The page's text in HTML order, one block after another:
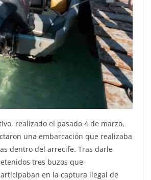
realizado el pasado 4 de marzo,
una embarcación que realizaba
dentro del arrecife. Tras darle
tres buzos que
en la captura ilegal de